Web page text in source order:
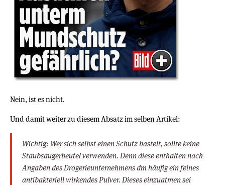
Nein, ist es nicht.
Und damit weiter zu diesem Absatz im selben Artikel:
Wichtig: Wer sich selbst einen Schutz bastelt, sollte keine
Staubsaugerbeutel verwenden. Denn diese enthalten nach
Angaben des Drogerieunternehmens dm häufig ein feines
antibakteriell wirkendes Pulver. Dieses einzuatmen sei